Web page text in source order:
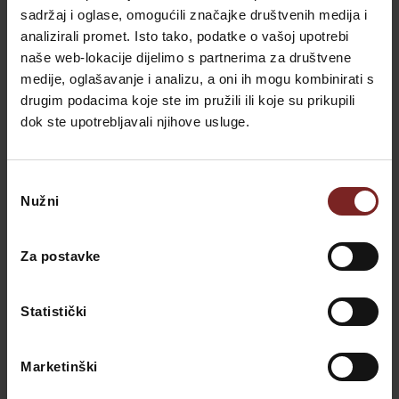
sadržaj i oglase, omogućili značajke društvenih medija i
analizirali promet. Isto tako, podatke o vašoj upotrebi
naše web-lokacije dijelimo s partnerima za društvene
medije, oglašavanje i analizu, a oni ih mogu kombinirati s
drugim podacima koje ste im pružili ili koje su prikupili
dok ste upotrebljavali njihove usluge.
pristanka
Nužni
Za postavke
Statistički
Marketinški
rutine.
Pristna istrska kulinarična izkušnja: Poglobite se v lokalno
kulinarično izkušnjo v bližini Umaga. Ekipe lahko uživajo v
pristnem istrskem oljčnem olju, vinu in drugih lokalnih
člani ekipe.
Celodnevna
Opravite
tura spodbuja ekipno sodelovanje, telesno pripravljenost in
raziskovanje prelepe istrske pokrajine.
Načrtovanje vašega ekipnega izleta